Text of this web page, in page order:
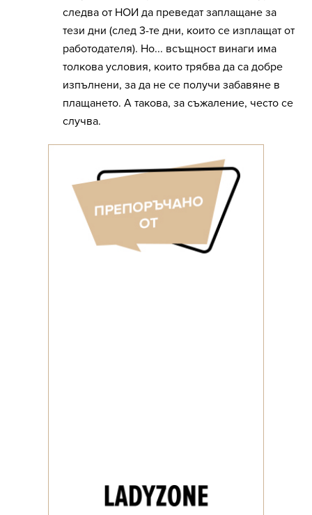
следва от НОИ да преведат заплащане за
тези дни (след 3-те дни, които се изплащат от
работодателя). Но... всъщност винаги има
толкова условия, които трябва да са добре
изпълнени, за да не се получи забавяне в
плащането. А такова, за съжаление, често се
случва.